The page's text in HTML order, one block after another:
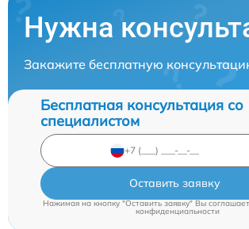
Нужна
Закажите бесплатную
Бесплатная консультация со
специалистом
Оставить заявку
Нажимая на кнопку "Оставить заявку" Вы
конфиденциальности